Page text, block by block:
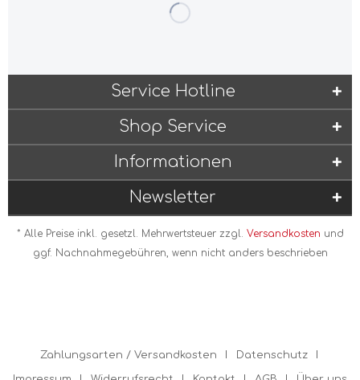
Service Hotline
Shop Service
Informationen
Newsletter
* Alle Preise inkl. gesetzl. Mehrwertsteuer zzgl. Versandkosten und
ggf. Nachnahmegebühren, wenn nicht anders beschrieben
Zahlungsarten / Versandkosten Datenschutz